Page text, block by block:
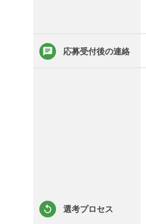
応募受付後の連絡
選考プロセス